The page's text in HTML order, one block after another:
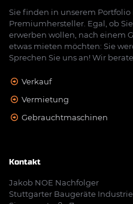
Sie finden in unserem
Premiumhersteller. Egal, ob
erwerben wollen, nach einem
etwas mieten möchten: Sie
Sprechen Sie uns an! Wir
Verkauf
Vermietung
Gebrauchtmaschinen
Kontakt
Jakob NOE Nachfolger
Stuttgarter Baugeräte Industrie